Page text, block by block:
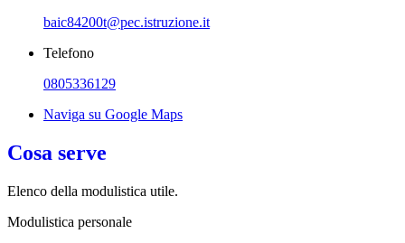
baic84200t@pec.istruzione.it
Telefono
0805336129
Naviga su Google Maps
Cosa serve
Elenco della modulistica utile.
Modulistica personale